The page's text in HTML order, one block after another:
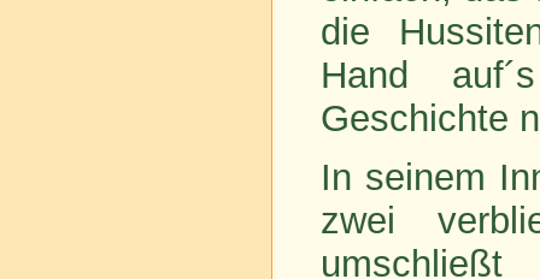
die
Hand
Geschichte
In seinem
zwei